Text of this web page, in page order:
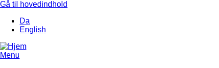
Gå til hovedindhold
Da
English
Menu